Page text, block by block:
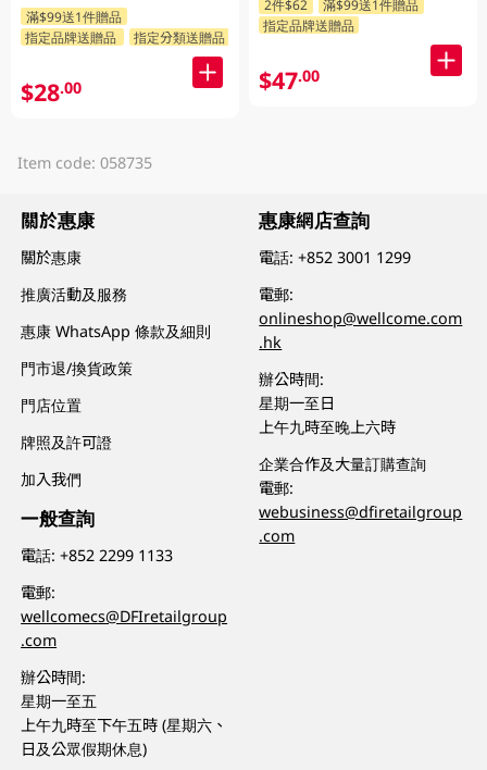
滿$99送1件贈品
指定品牌送贈品
指定分類送贈品
$28.00
2件$62
滿$99送1件贈品
指定品牌送贈品
$47.00
Item code: 058735
關於惠康
關於惠康
推廣活動及服務
惠康 WhatsApp 條款及細則
門市退/換貨政策
門店位置
牌照及許可證
加入我們
一般查詢
電話:+852 2299 1133
電郵:
wellcomecs@DFIretailgroup
.com
辦公時間:
星期一至五
上午九時至下午五時 (星期六、
日及公眾假期休息)
惠康網店查詢
電話:+852 3001 1299
電郵:
onlineshop@wellcome.com
.hk
辦公時間:
星期一至日
上午九時至晚上六時
企業合作及大量訂購查詢
電郵:
webusiness@dfiretailgroup
.com